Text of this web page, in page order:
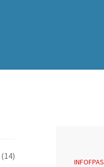
INFOFPAS
(14)